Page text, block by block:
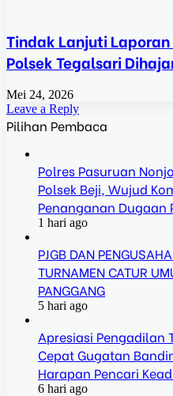
Tindak Lanjuti
Polsek Tegalsari
Mei 24, 2026
Leave a Reply
Pilihan Pembaca
Polres Pasuruan
Polsek Beji, Wujud
Penanganan Dugaan
1 hari ago
PJGB DAN
TURNAMEN CATUR
PANGGANG
5 hari ago
Apresiasi Pengadilan
Cepat Gugatan
Harapan Pencari
6 hari ago